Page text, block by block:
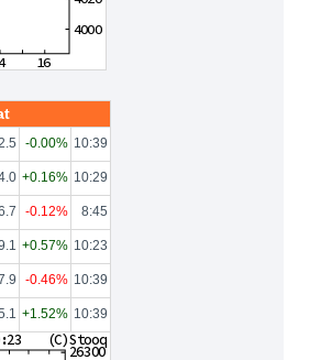
-0.00% 10:39
+0.16% 10:29
-0.12% 8:45
+0.57% 10:23
-0.46% 10:39
+1.52% 10:39